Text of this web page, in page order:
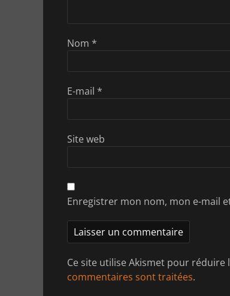
Nom *
E-mail *
Site web
Enregistrer mon nom, mon e-mail
Ce site utilise Akismet pour réduire
commentaires sont traitées.